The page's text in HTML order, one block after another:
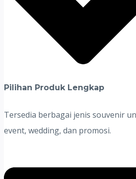
Pilihan Produk Lengkap
Tersedia berbagai jenis souvenir
event, wedding, dan promosi.